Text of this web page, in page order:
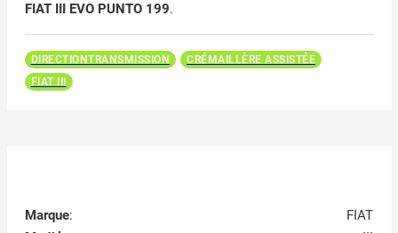
FIAT III EVO PUNTO 199.
DIRECTIONTRANSMISSION
CRÉMAILLÈRE ASSISTÉE
FIAT III
Marque:
FIAT